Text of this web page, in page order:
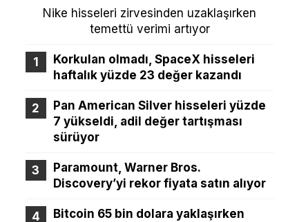
Nike hisseleri zirvesinden uzaklaşırken
temettü verimi artıyor
Korkulan olmadı, SpaceX hisseleri
haftalık yüzde 23 değer kazandı
Pan American Silver hisseleri yüzde
7 yükseldi, adil değer tartışması
sürüyor
Paramount, Warner Bros.
Discovery’yi rekor fiyata satın alıyor
Bitcoin 65 bin dolara yaklaşırken